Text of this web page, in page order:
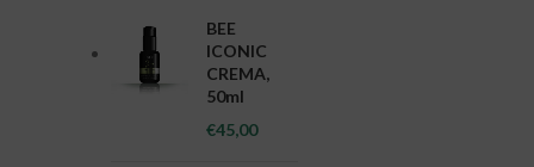
BEE
ICONIC
CREMA,
50ml
€45,00